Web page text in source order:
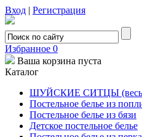
Вход | Регистрация
Избранное 0
Ваша корзина пуста
Каталог
ШУЙСКИЕ СИТЦЫ (весь
Постельное белье из
Постельное белье из бязи
Детское постельное белье